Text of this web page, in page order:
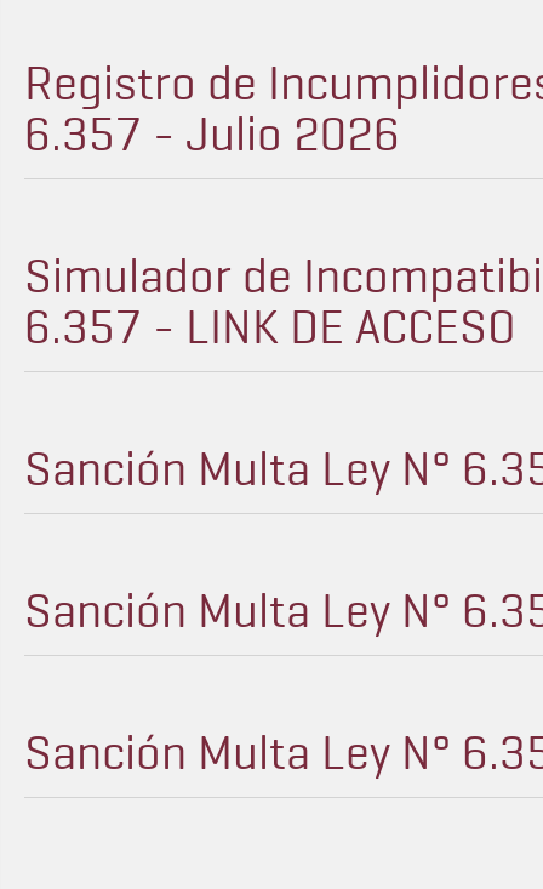
Registro de
6.357 - Julio 2026
Simulador de
6.357 - LINK DE ACCESO
Sanción Multa Ley N°
Sanción Multa Ley N°
Sanción Multa Ley N°